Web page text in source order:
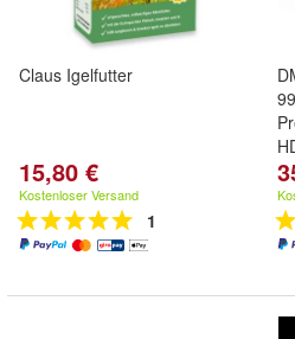
Claus Igelfutter
15,80 €
Kostenloser Versand
1